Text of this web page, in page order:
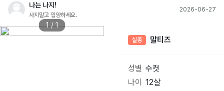
나는 나지!
사지말고 입양하세요.
2026-06-27
1 / 1
실종 말티즈
성별 수컷
나이
12살